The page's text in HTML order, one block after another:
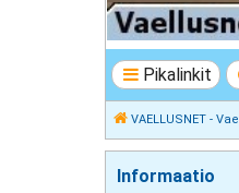
Pikalinkit
VAELLUSNET -
Informaatio